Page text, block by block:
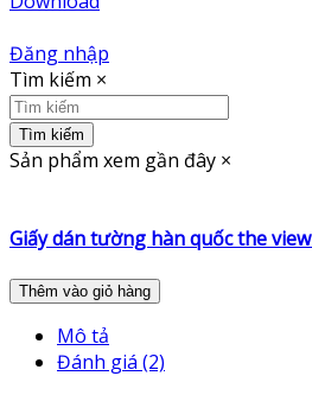
Đăng nhập
Tìm kiếm ×
Tìm kiếm
Sản phẩm xem gần đây ×
Giấy dán tường hàn quốc the
Thêm vào giỏ hàng
Mô tả
Đánh giá (2)